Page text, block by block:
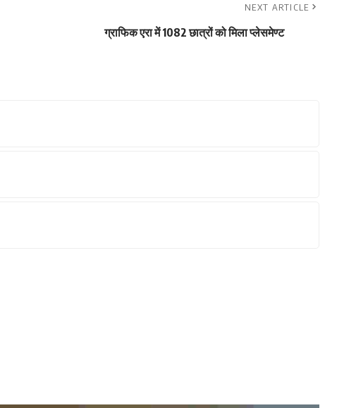
NEXT ARTICLE
ग्राफिक एरा में 1082 छात्रों को मिला प्लेसमेण्ट